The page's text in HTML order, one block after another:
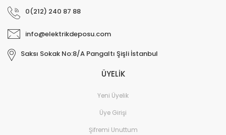
0(212) 240 87 88
info@elektrikdeposu.com
Saksı Sokak No:8/A Pangaltı Şişli İstanbul
ÜYELİK
Yeni Üyelik
Üye Girişi
Şifremi Unuttum